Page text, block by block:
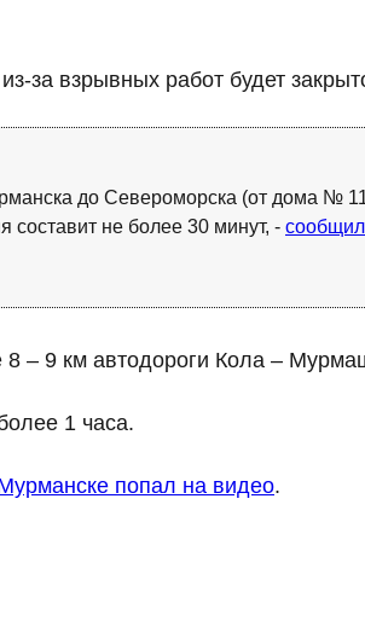
за взрывных работ будет
до Североморска (от дома №
не более 30 минут, -
– 9 км автодороги Кола –
1 часа.
попал на видео.